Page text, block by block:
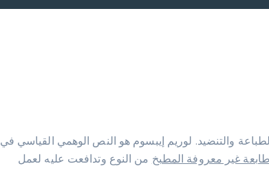
والتنضيد. لوريم إيبسوم هو النص الوهمي القياسي في
غير معروفة المطبخ من النوع وتدافعت عليه لعمل